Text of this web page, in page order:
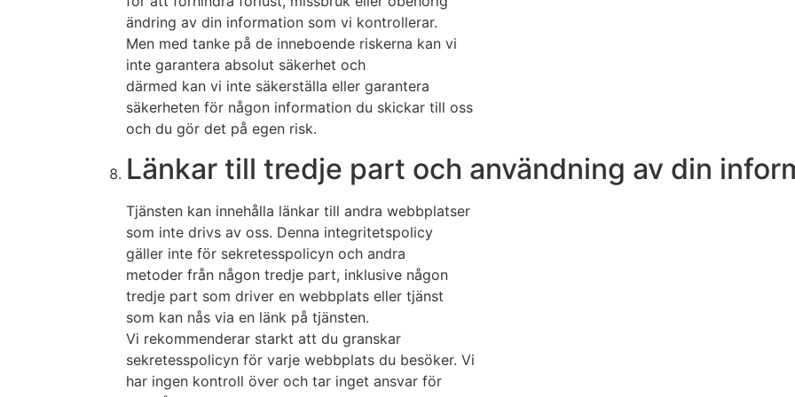
ändring av din information som vi kontrollerar.
Men med tanke på de inneboende riskerna kan vi
inte garantera absolut säkerhet och
därmed kan vi inte säkerställa eller garantera
säkerheten för någon information du skickar till oss
och du gör det på egen risk.
Länkar till tredje part och användning av din
Tjänsten kan innehålla länkar till andra webbplatser
som inte drivs av oss. Denna integritetspolicy
gäller inte för sekretesspolicyn och andra
metoder från någon tredje part, inklusive någon
tredje part som driver en webbplats eller tjänst
som kan nås via en länk på tjänsten.
Vi rekommenderar starkt att du granskar
sekretesspolicyn för varje webbplats du besöker. Vi
har ingen kontroll över och tar inget ansvar för